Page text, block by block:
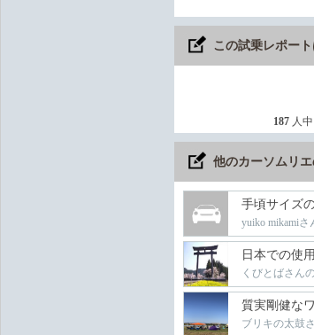
この試乗レポー
187 人中
他のカーソムリ
手頃サイズ
yuiko mikamiさ
日本での使
くびとばさん
質実剛健な
ブリキの太鼓